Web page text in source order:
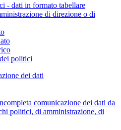
- dati in formato tabellare
di direzione o di
politici
dei dati
comunicazione dei dati da
politici, di amministrazione, di